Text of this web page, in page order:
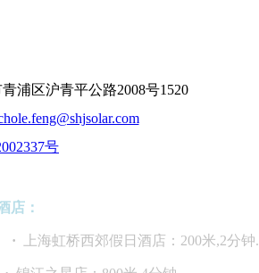
浦区沪青平公路2008号1520
号
店：
· 上海虹桥西郊假日酒店：200米,2分钟.